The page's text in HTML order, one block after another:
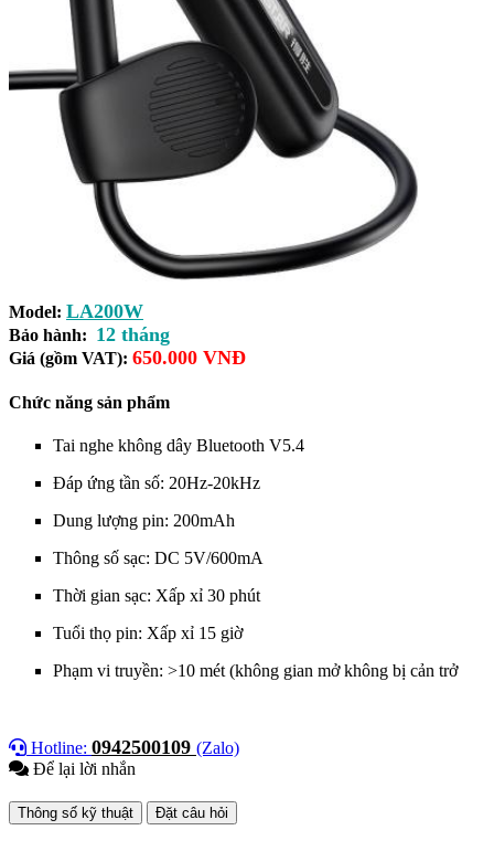
Model: LA200W
Bảo hành: 12 tháng
Giá (gồm VAT): 650.000 VNĐ
Chức năng sản phẩm
Tai nghe không dây Bluetooth V5.4
Đáp ứng tần số: 20Hz-20kHz
Dung lượng pin: 200mAh
Thông số sạc: DC 5V/600mA
Thời gian sạc: Xấp xỉ 30 phút
Tuổi thọ pin: Xấp xỉ 15 giờ
Phạm vi truyền: >10 mét (không gian mở không bị cản trở
Hotline: 0942500109 (Zalo)
Để lại lời nhắn
Thông số kỹ thuật Đặt câu hỏi